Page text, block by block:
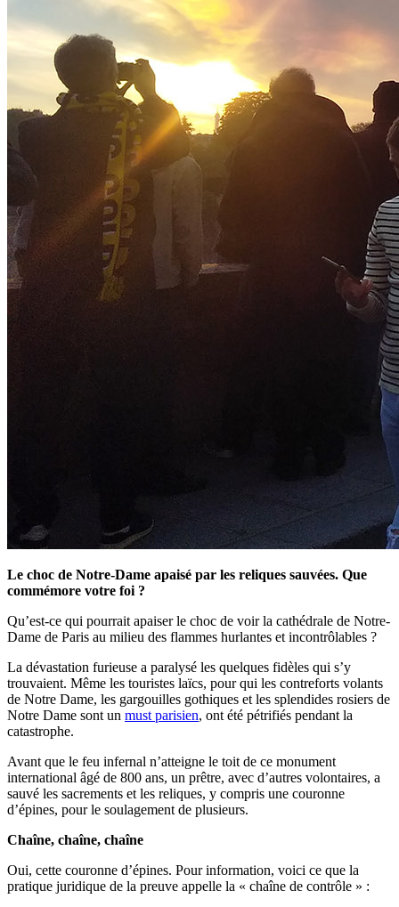
Le choc de Notre-Dame apaisé par les reliques sauvées. Que
commémore votre foi ?
Qu’est-ce qui pourrait apaiser le choc de voir la cathédrale de Notre-
Dame de Paris au milieu des flammes hurlantes et incontrôlables ?
La dévastation furieuse a paralysé les quelques fidèles qui s’y
trouvaient. Même les touristes laïcs, pour qui les contreforts volants
de Notre Dame, les gargouilles gothiques et les splendides rosiers de
Notre Dame sont un must parisien, ont été pétrifiés pendant la
catastrophe.
Avant que le feu infernal n’atteigne le toit de ce monument
international âgé de 800 ans, un prêtre, avec d’autres volontaires, a
sauvé les sacrements et les reliques, y compris une couronne
d’épines, pour le soulagement de plusieurs.
Chaîne, chaîne, chaîne
Oui, cette couronne d’épines. Pour information, voici ce que la
pratique juridique de la preuve appelle la « chaîne de contrôle » :